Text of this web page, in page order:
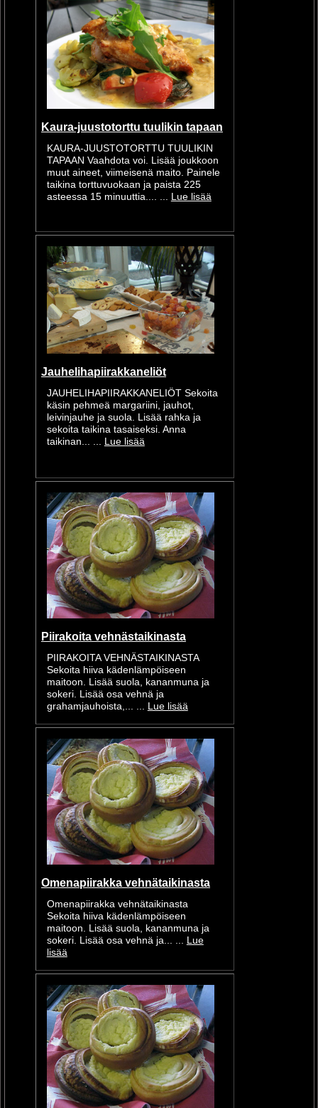
Kaura-juustotorttu tuulikin tapaan
KAURA-JUUSTOTORTTU TUULIKIN
TAPAAN Vaahdota voi. Lisää joukkoon
muut aineet, viimeisenä maito. Painele
taikina torttuvuokaan ja paista 225
asteessa 15 minuuttia.... ... Lue lisää
Jauhelihapiirakkaneliöt
JAUHELIHAPIIRAKKANELIÖT Sekoita
käsin pehmeä margariini, jauhot,
leivinjauhe ja suola. Lisää rahka ja
sekoita taikina tasaiseksi. Anna
taikinan... ... Lue lisää
Piirakoita vehnästaikinasta
PIIRAKOITA VEHNÄSTAIKINASTA
Sekoita hiiva kädenlämpöiseen
maitoon. Lisää suola, kananmuna ja
sokeri. Lisää osa vehnä ja
grahamjauhoista,... ... Lue lisää
Omenapiirakka vehnätaikinasta
Omenapiirakka vehnätaikinasta
Sekoita hiiva kädenlämpöiseen
maitoon. Lisää suola, kananmuna ja
sokeri. Lisää osa vehnä ja... ... Lue
lisää